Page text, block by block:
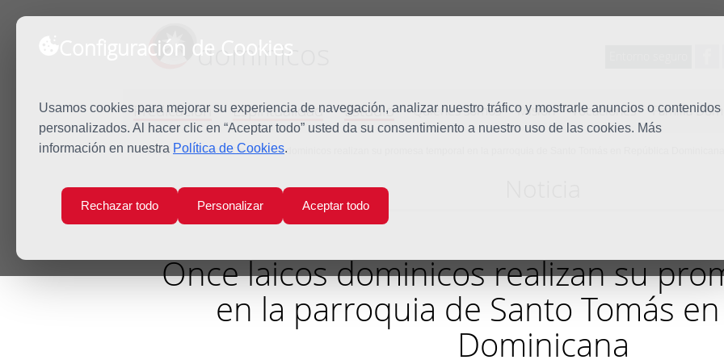
Configuración de Cookies
Usamos cookies para mejorar su experiencia de navegación, analizar nuestro tráfico y mostrarle anuncios o contenidos
personalizados. Al hacer clic en “Aceptar todo” usted da su consentimiento a nuestro uso de las cookies. Más
información en nuestra Política de Cookies.
Rechazar todo Personalizar Aceptar todo
dominicos
Predicación Espiritualidad Estudio Quiénes somos Misión Vocaciones Familia
Inicio Noticias Once laicos dominicos realizan su promesa temporal en la parroquia de Santo Tomás en República Dominicana
Once laicos dominicos realizan su
en la parroquia de Santo Tomás
Dominicana